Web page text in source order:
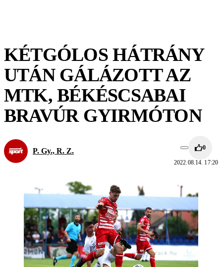
KÉTGÓLOS HÁTRÁNY
UTÁN GÁLÁZOTT AZ
MTK, BÉKÉSCSABAI
BRAVÚR GYIRMÓTON
P. Gy., R. Z. 0
2022.08.14. 17:20